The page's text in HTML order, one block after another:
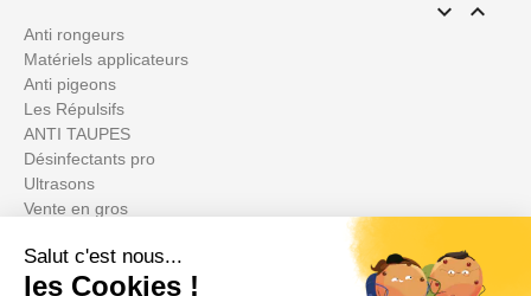
 
Anti rongeurs
Matériels applicateurs
Anti pigeons
Les Répulsifs
ANTI TAUPES
Désinfectants pro
Ultrasons
Vente en gros
Désinsectiseurs Electrique DEIV
Gamme Bio